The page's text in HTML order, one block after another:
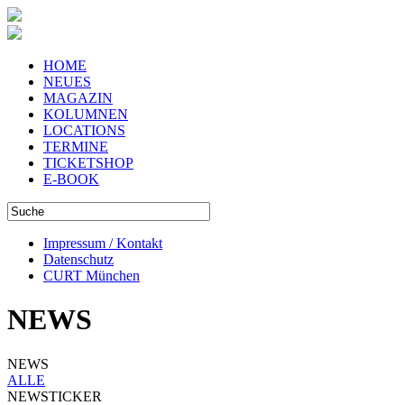
HOME
NEUES
MAGAZIN
KOLUMNEN
LOCATIONS
TERMINE
TICKETSHOP
E-BOOK
Impressum / Kontakt
Datenschutz
CURT München
NEWS
NEWS
ALLE
NEWSTICKER